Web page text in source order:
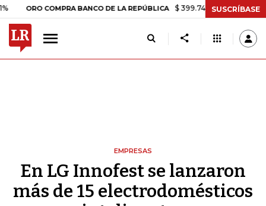
COMPRA BANCO DE LA REPÚBLICA $ 399.745,16 +$ 2.295,71 +0,58%
SUSCRÍBASE
EMPRESAS
En LG Innofest se lanzaron
más de 15 electrodomésticos